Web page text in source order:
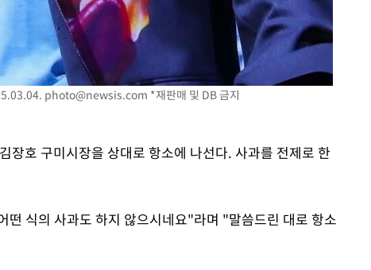
격파
다" photo@newsis.com *재판매 및 DB 금지
장호 구미시장을 상대로 항소에 나선다. 사과를 전제로 한
떤 식의 사과도 하지 않으시네요"라며 "말씀드린 대로 항소